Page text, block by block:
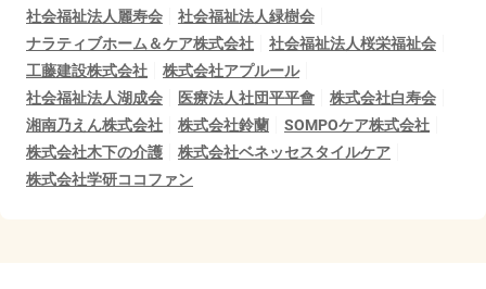
社会福祉法人麗寿会
社会福祉法人緑樹会
ナラティブホーム＆ケア株式会社
社会福祉法人桜栄福祉会
工藤建設株式会社
株式会社アプルール
社会福祉法人湖成会
医療法人社団平平會
株式会社白寿会
湘南乃えん株式会社
株式会社鈴蘭
SOMPOケア株式会社
株式会社木下の介護
株式会社ベネッセスタイルケア
株式会社学研ココファン